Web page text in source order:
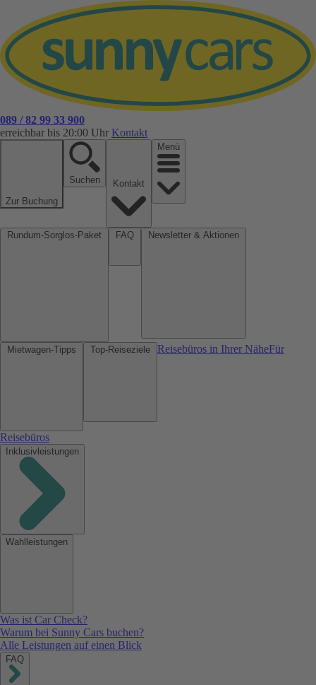
089 / 82 99 33 900
erreichbar bis 20:00 Uhr Kontakt
Zur Buchung
Suchen
Menü
Reisebüros in Ihrer NäheFür
Reisebüros
Inklusivleistungen
Wahlleistungen
Was ist Car Check?
Warum bei Sunny Cars buchen?
Alle Leistungen auf einen Blick
FAQ